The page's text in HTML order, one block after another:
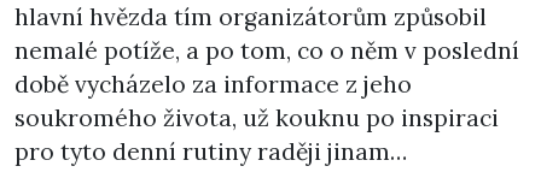
hlavní hvězda tím organizátorům způsobil
nemalé potíže, a po tom, co o něm v poslední
době vycházelo za informace z jeho
soukromého života, už kouknu po inspiraci
pro tyto denní rutiny raději jinam…